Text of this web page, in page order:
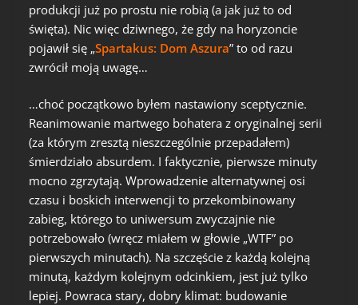
produkcji już po prostu nie robią (a jak już to od
święta). Nic więc dziwnego, że gdy na horyzoncie
pojawił się „Spartakus: Dom Aszura” to od razu
zwrócił moją uwagę…
…choć początkowo byłem nastawiony sceptycznie.
Reanimowanie martwego bohatera z oryginalnej serii
(za którym zresztą nieszczególnie przepadałem)
śmierdziało absurdem. I faktycznie, pierwsze minuty
mocno zgrzytają. Wprowadzenie alternatywnej osi
czasu i boskich interwencji to przekombinowany
zabieg, którego to uniwersum zwyczajnie nie
potrzebowało (wręcz miałem w głowie „WTF” po
pierwszych minutach). Na szczęście z każdą kolejną
minutą, każdym kolejnym odcinkiem, jest już tylko
lepiej. Powraca stary, dobry klimat: budowanie